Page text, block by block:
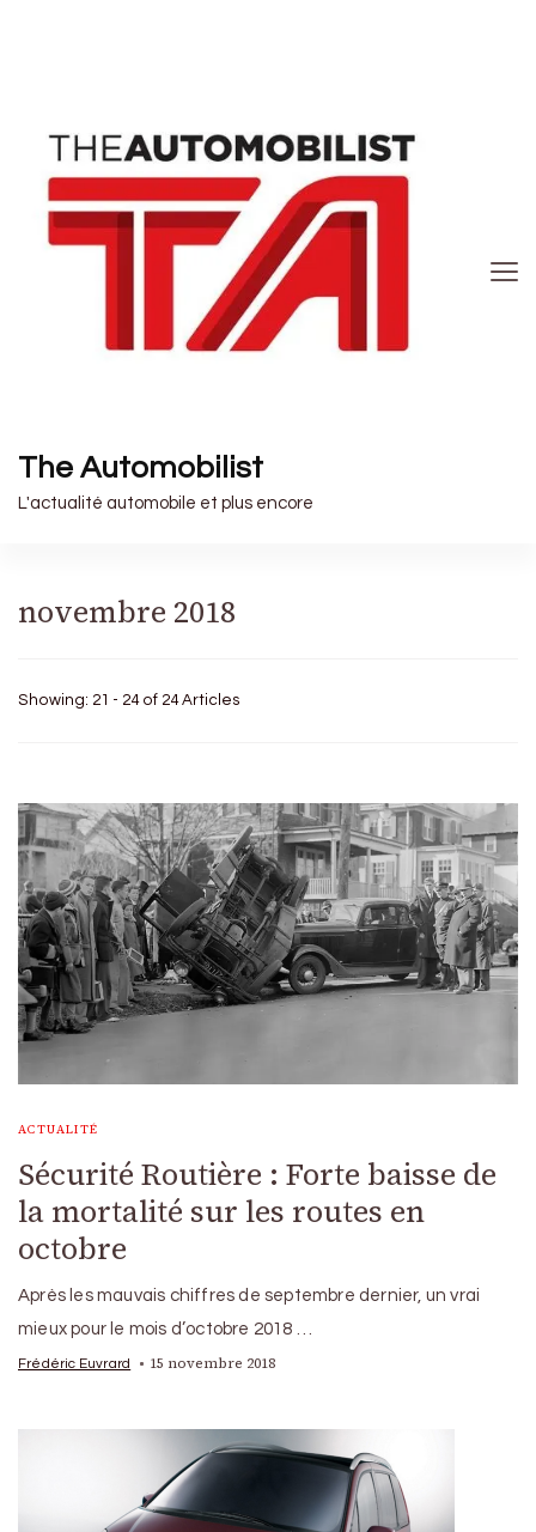
The Automobilist
L'actualité automobile et plus encore
novembre 2018
Showing: 21 - 24 of 24 Articles
ACTUALITÉ
Sécurité Routière : Forte baisse de
la mortalité sur les routes en
octobre
Après les mauvais chiffres de septembre dernier, un vrai
mieux pour le mois d’octobre 2018 …
Frédéric Euvrard 15 novembre 2018